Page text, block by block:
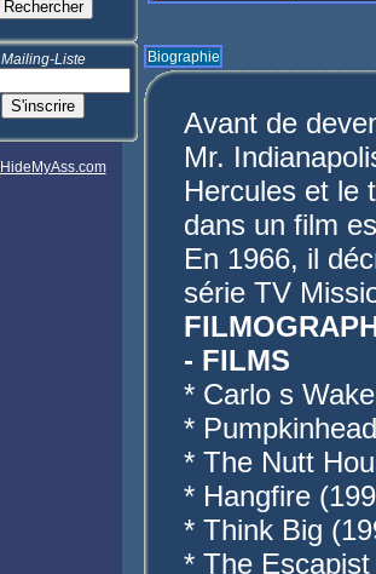
Mailing-Liste Biographie
Avant de
Mr.
Hercules et le
dans un film
En 1966, il
série TV
- FILMS
* Carlo s
*
* The Nutt
* Hangfire
* Think Big
* The